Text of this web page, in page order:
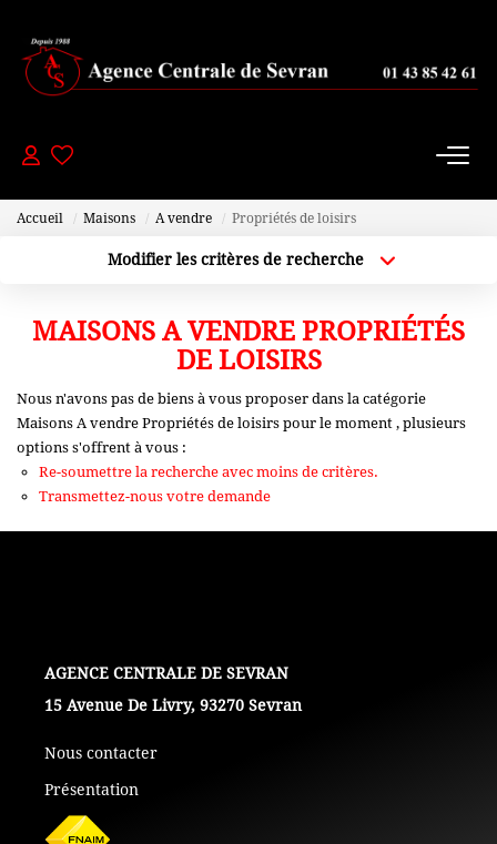
De 200 000 À 300 000 Euros
APPARTEMENTS
-150000 Euros
De 150 000 À 200 000 Euros
De 200 000 À 250 000 Euros
ESTIMATION
Accueil Maisons A vendre Propriétés de loisirs
Modifier les critères de recherche
Plus de critères
Créer une alerte
MAISONS A VENDRE PROPRIÉTÉS
DE LOISIRS
Nous n'avons pas de biens à vous proposer dans la catégorie
Maisons A vendre Propriétés de loisirs pour le moment , plusieurs
options s'offrent à vous :
Re-soumettre la recherche avec moins de critères.
Transmettez-nous votre demande
L'AGENCE
15 Avenue De Livry, 93270 Sevran
Nous contacter
Présentation